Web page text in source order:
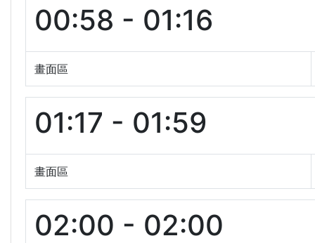
00:58 - 01:16
畫面區
01:17 - 01:59
畫面區
02:00 - 02:00